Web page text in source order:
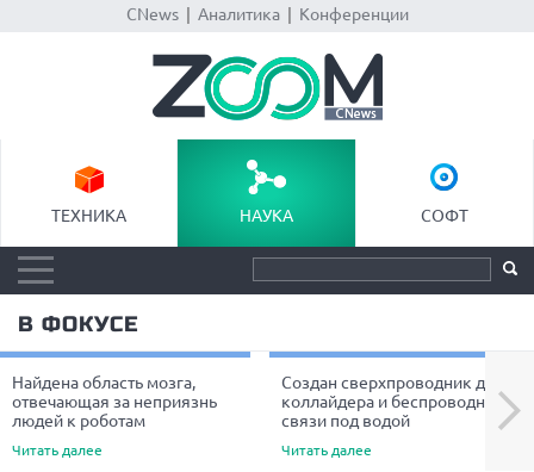
CNews| Аналитика| Конференции
ТЕХНИКА НАУКА СОФТ
В ФОКУСЕ
Найдена область мозга,
отвечающая за неприязнь
людей к роботам
Читать далее
Создан сверхпроводник для
коллайдера и беспроводной
связи под водой
Читать далее
Next